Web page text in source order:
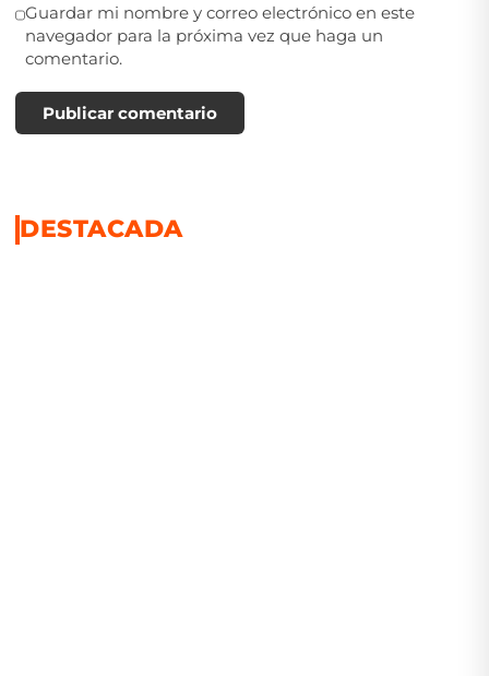
Guardar mi nombre y correo electrónico en este
navegador para la próxima vez que haga un
comentario.
Publicar comentario
DESTACADA